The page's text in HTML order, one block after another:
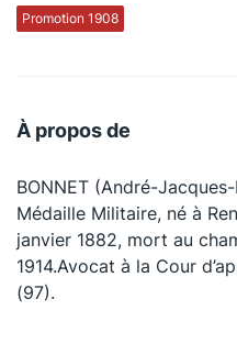
Promotion 1908
À propos de
BONNET (André-
Médaille Militaire, né à
janvier 1882, mort au
1914.Avocat à la Cour
(97).
La défense pénale
Le Concours de la Conférence
La Conférence Berryer
La Petite Conférence